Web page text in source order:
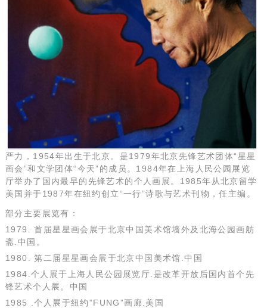
严力，1954年出生于北京。是1979年北京先锋艺术团体“星星
画会”和文学团体“今天”的成员。1984年在上海人民公园展览
厅举办了国内最早的先锋艺术的个人画展。1985年从北京留学
美国并于1987年在纽约创立“一行”诗歌与艺术刊物，任主编。
部分主要展览有：
1979. 首届星星画会展于北京中国美术馆墙外及北海公园画舫
斋.中国。
1980. 第二届星星画会展于北京中国美术馆.中国
1984.个人展于上海人民公园展览厅.是改革开放后国内首个先
锋艺术个人展。中国
1985 .个人展于纽约”FUNG”画廊.美国